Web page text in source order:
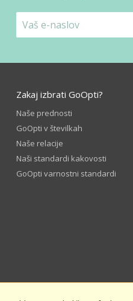
Zakaj izbrati GoOpti?
Naše prednosti
GoOpti v številkah
Naše relacije
Naši standardi kakovosti
GoOpti varnostni standardi